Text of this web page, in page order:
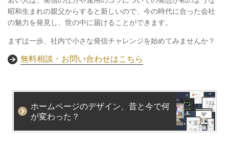
昭和生まれの親父からすると新しいので、今の時代に合った会社
の魅力を発見し、世の中に届けることができます。
まずは一歩、社内で小さな発信チャレンジを始めてみませんか？
無料相談・お問い合わせはこちら
ホームページのデザイン、昔と今で何
が変わった？